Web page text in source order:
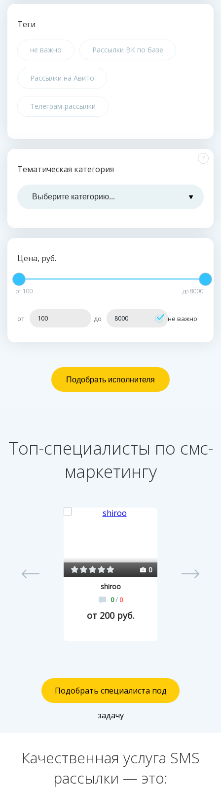
Теги
не важно Рассылки ВК по базе
Рассылки на Авито
Телеграм-рассылки
Тематическая категория
?
Цена, руб.
от 100 до8000
от до не важно
Топ-специалисты по смс-
маркетингу
0
shiroo
0/ 0
от 200 руб.
Подобрать специалиста под
задачу
Качественная услуга SMS
рассылки — это: